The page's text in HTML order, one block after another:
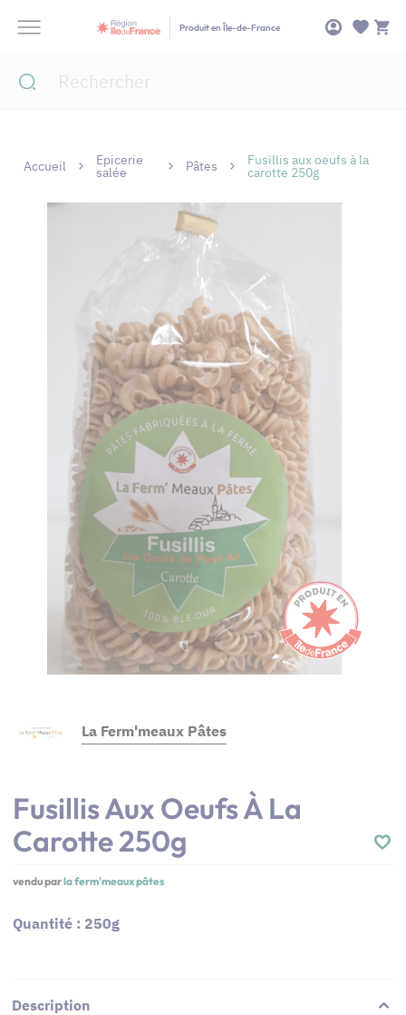
Produit en Île-de-France
Accueil Epicerie
salée Pâtes Fusillis aux oeufs à la
carotte 250g
La Ferm'meaux Pâtes
Fusillis Aux Oeufs À La
Carotte 250g
vendu parla ferm'meaux pâtes
Quantité : 250g
Description